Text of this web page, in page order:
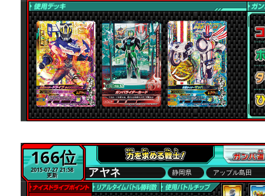
166位
2015-07-27 21:58
更新 アヤネ 静岡県 アップル島田